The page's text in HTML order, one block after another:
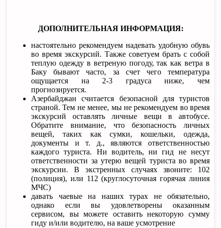
ДОПОЛНИТЕЛЬНАЯ ИНФОРМАЦИЯ:
настоятельно рекомендуем надевать удобную обувь
во время экскурсий. Также советуем брать с собой
теплую одежду в ветреную погоду, так как ветра в
Баку бывают часто, за счет чего температура
ощущается на 2-3 градуса ниже, чем
прогнозируется.
Азербайджан считается безопасной для туристов
страной. Тем не менее, мы не рекомендуем во время
экскурсий оставлять личные вещи в автобусе.
Обратите внимание, что безопасность личных
вещей, таких как сумки, кошельки, одежда,
документы и т. д., являются ответственностью
каждого туриста. Ни водитель, ни гид не несут
ответственности за утерю вещей туриста во время
экскурсии. В экстренных случаях звоните: 102
(полиция), или 112 (круглосуточная горячая линия
МЧС)
давать чаевые на наших турах не обязательно,
однако если вы удовлетворены оказанным
сервисом, вы можете оставить некоторую сумму
гиду и/или водителю, на ваше усмотрение